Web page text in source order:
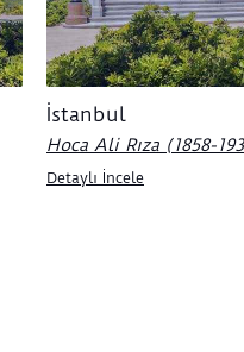
İstanbul
Hoca Ali Rıza (1858-
Detaylı İncele